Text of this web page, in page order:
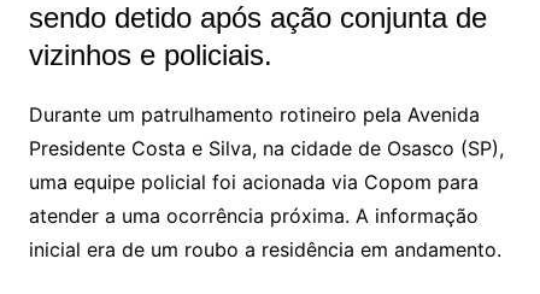
sendo detido após ação conjunta de
vizinhos e policiais.
Durante um patrulhamento rotineiro pela Avenida
Presidente Costa e Silva, na cidade de Osasco (SP),
uma equipe policial foi acionada via Copom para
atender a uma ocorrência próxima. A informação
inicial era de um roubo a residência em andamento.